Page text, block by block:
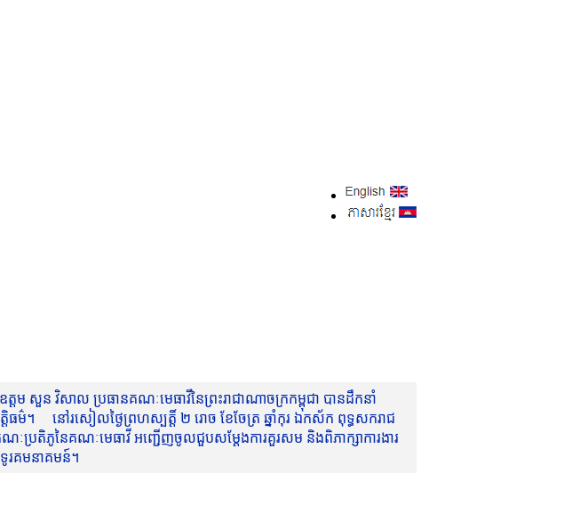
ម សួន វិសាល ប្រធានគណៈមេធាវីនៃព្រះរាជាណាចក្រកម្ពុជា បានដឹកនាំ
តិធម៌។ នៅរសៀលថ្ងៃព្រហស្បត្តិ៍ ២ រោច ខែចែត្រ ឆ្នាំកុរ ឯកស័ក ពុទ្ធសករាជ
ៈប្រតិភូនៃគណៈមេធាវី អញ្ជើញចូលជួបសម្តែងការគួរសម និងពិភាក្សាការងារ
រគមនាគមន៍។